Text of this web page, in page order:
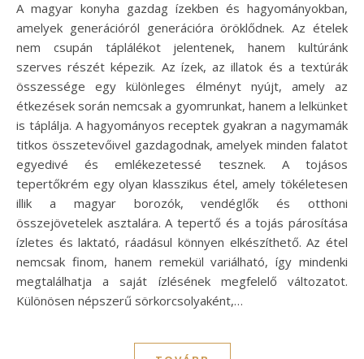
A magyar konyha gazdag ízekben és hagyományokban,
amelyek generációról generációra öröklődnek. Az ételek
nem csupán táplálékot jelentenek, hanem kultúránk
szerves részét képezik. Az ízek, az illatok és a textúrák
összessége egy különleges élményt nyújt, amely az
étkezések során nemcsak a gyomrunkat, hanem a lelkünket
is táplálja. A hagyományos receptek gyakran a nagymamák
titkos összetevőivel gazdagodnak, amelyek minden falatot
egyedivé és emlékezetessé tesznek. A tojásos
tepertőkrém egy olyan klasszikus étel, amely tökéletesen
illik a magyar borozók, vendéglők és otthoni
összejövetelek asztalára. A tepertő és a tojás párosítása
ízletes és laktató, ráadásul könnyen elkészíthető. Az étel
nemcsak finom, hanem remekül variálható, így mindenki
megtalálhatja a saját ízlésének megfelelő változatot.
Különösen népszerű sörkorcsolyaként,…